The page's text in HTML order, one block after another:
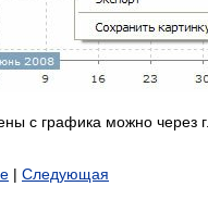
с графика можно
| Следующая